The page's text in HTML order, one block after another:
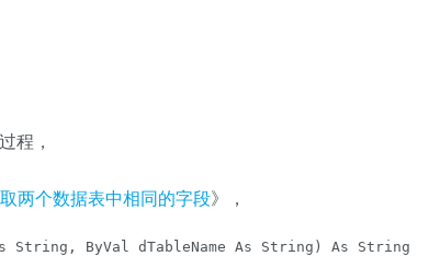
程，
两个数据表中相同的字段》，
String, ByVal dTableName As String) As String